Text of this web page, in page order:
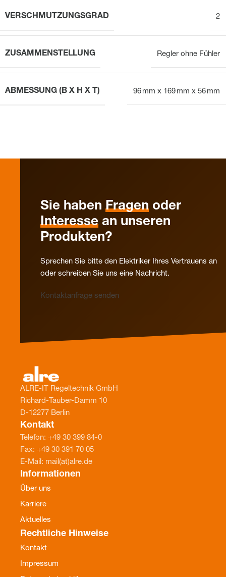
VERSCHMUTZUNGSGRAD 2
ZUSAMMENSTELLUNG Regler ohne Fühler
ABMESSUNG (B X H X T) 96 mm x 169 mm x 56 mm
Sie haben Fragen oder
Interesse an unseren
Produkten?
Sprechen Sie bitte den Elektriker Ihres Vertrauens an
oder schreiben Sie uns eine Nachricht.
Kontaktanfrage senden
ALRE-IT Regeltechnik GmbH
Richard-Tauber-Damm 10
D-12277 Berlin
Kontakt
Telefon: +49 30 399 84-0
Fax: +49 30 391 70 05
E-Mail: mail(at)alre.de
Informationen
Über uns
Karriere
Aktuelles
Rechtliche Hinweise
Kontakt
Impressum